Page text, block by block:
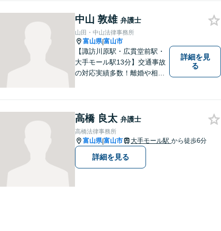
す。お悩みになる前に、ご相
談ください。【24Hメール受
付】
中山 敦雄 弁護士
山田・中山法律事務所
富山県|富山市
【諏訪川原駅・広貫堂前駅・
大手モール駅13分】交通事故
の対応実績多数！離婚や相続
策がないか考えてみません
か？【複数弁護士在籍】
詳細を見
る
高橋 良太 弁護士
高橋法律事務所
富山県|富山市 大手モール駅 から徒歩6分
詳細を見る